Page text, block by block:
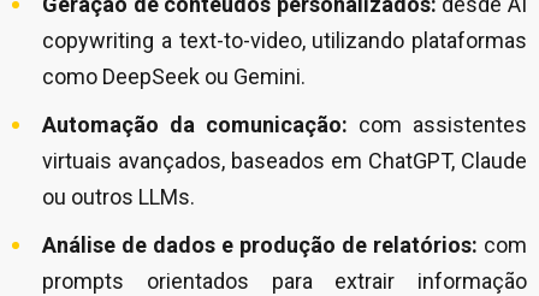
copywriting a text-to-video, utilizando plataformas
como DeepSeek ou Gemini.
Automação da comunicação: com assistentes
virtuais avançados, baseados em ChatGPT, Claude
ou outros LLMs.
Análise de dados e produção de relatórios: com
prompts orientados para extrair informação